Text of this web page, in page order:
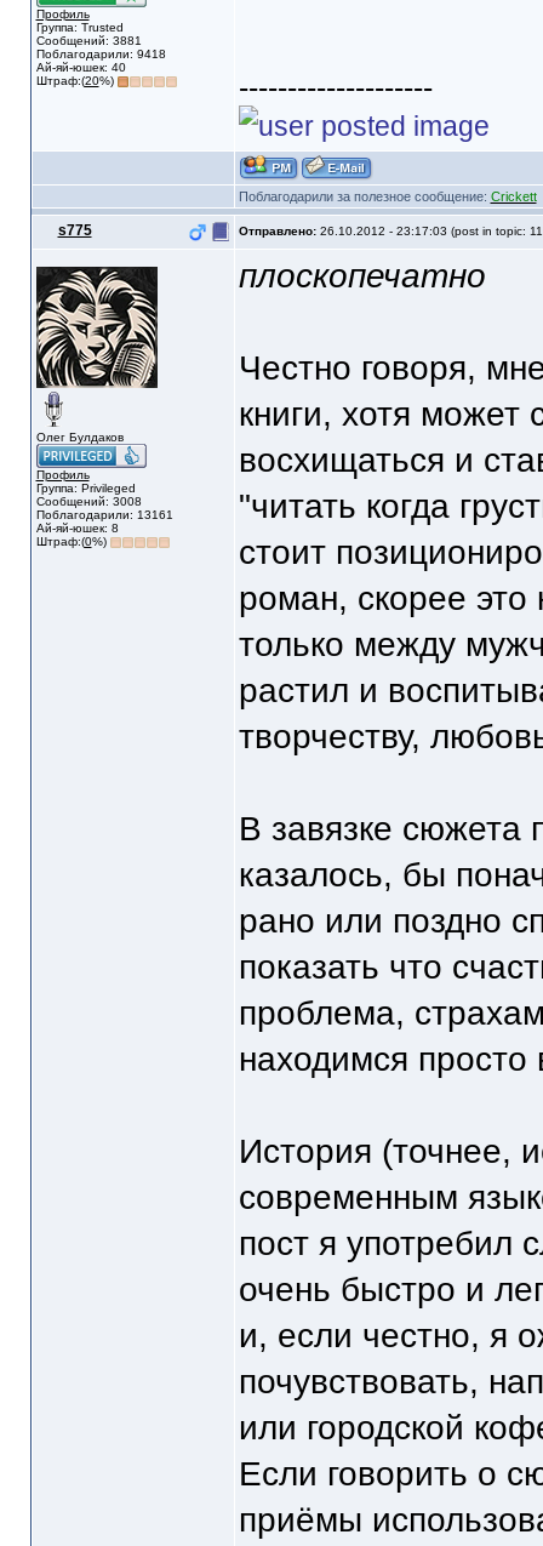
Профиль
Группа: Trusted
Сообщений: 3881
Поблагодарили: 9418
Ай-яй-юшек: 40
Штраф:(20%) --------------------
Поблагодарили за полезное сообщение: Crickett
s775 Отправлено: 26.10.2012 - 23:17:03 (post in topic:
Олег Булдаков
Профиль
Группа: Privileged
Сообщений: 3008
Поблагодарили: 13161
Ай-яй-юшек: 8
Штраф:(0%)
плоскопечатно
Честно говоря,
книги, хотя
восхищаться и
"читать когда
стоит
роман, скорее
только между
растил и
творчеству,
В завязке сюжета
казалось, бы
рано или поздно
показать что
проблема,
находимся просто
История (точнее,
современным
пост я употребил
очень быстро и
и, если честно, я
почувствовать,
или городской
Если говорить о
приёмы